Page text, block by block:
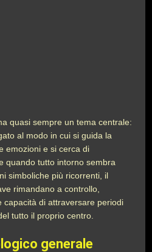
quasi sempre un tema centrale:
al modo in cui si guida la
emozioni e si cerca di
quando tutto intorno sembra
simboliche più ricorrenti, il
rimandano a controllo,
capacità di attraversare periodi
tutto il proprio centro.
generale